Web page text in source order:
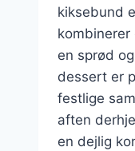
kiksebund
en sprød
dessert er
festlige
aften
en dejlig